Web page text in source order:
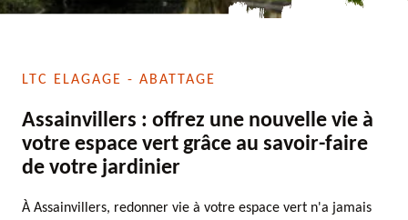
LTC ELAGAGE - ABATTAGE
Assainvillers : offrez une nouvelle vie à
votre espace vert grâce au savoir-faire
de votre jardinier
À Assainvillers, redonner vie à votre espace vert n'a jamais